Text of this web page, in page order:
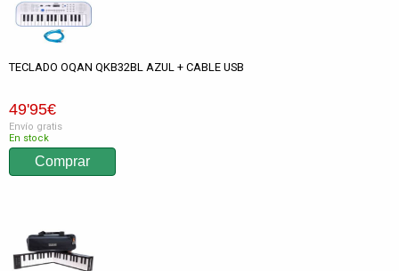
TECLADO OQAN QKB32BL AZUL + CABLE USB
49'95€
Envío gratis
En stock